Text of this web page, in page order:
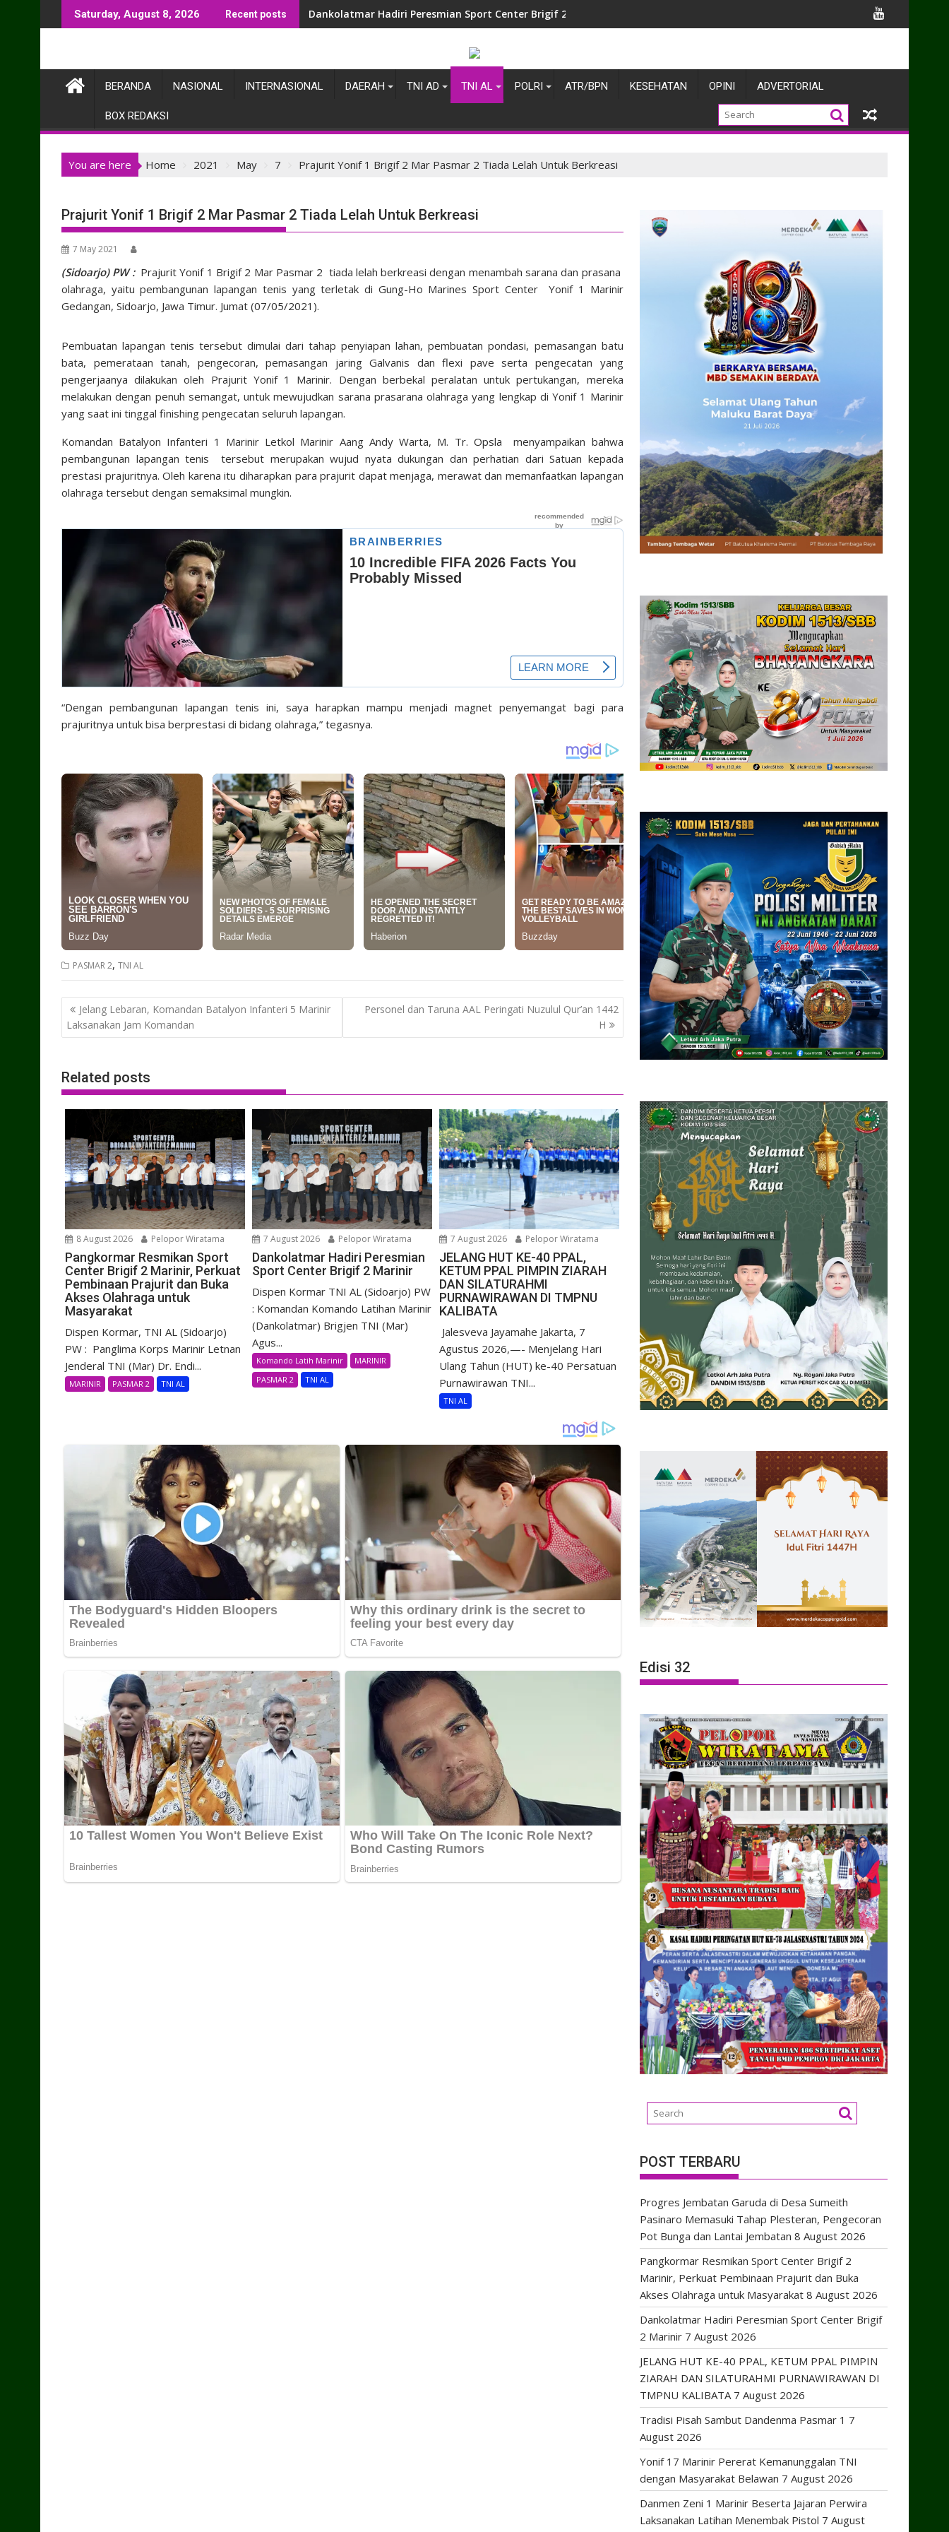
to
Saturday, August 8, 2026 Recent posts Dankolatmar Hadiri Peresmian Sport Center Brigif 2 Marinir
BERANDA NASIONAL INTERNASIONAL DAERAH TNI AD TNI AL POLRI ATR/BPN KESEHATAN OPINI ADVERTORIAL
BOX REDAKSI
You are here Home 2021 May 7 Prajurit Yonif 1 Brigif 2 Mar Pasmar 2 Tiada Lelah Untuk Berkreasi
Prajurit Yonif 1 Brigif 2 Mar Pasmar 2 Tiada Lelah Untuk Berkreasi
7 May 2021
(Sidoarjo) PW : Prajurit Yonif 1 Brigif 2 Mar Pasmar 2 tiada lelah berkreasi dengan menambah sarana dan prasana
olahraga, yaitu pembangunan lapangan tenis yang terletak di Gung-Ho Marines Sport Center Yonif 1 Marinir
Gedangan, Sidoarjo, Jawa Timur. Jumat (07/05/2021).
Pembuatan lapangan tenis tersebut dimulai dari tahap penyiapan lahan, pembuatan pondasi, pemasangan batu
bata, pemerataan tanah, pengecoran, pemasangan jaring Galvanis dan flexi pave serta pengecatan yang
pengerjaanya dilakukan oleh Prajurit Yonif 1 Marinir. Dengan berbekal peralatan untuk pertukangan, mereka
melakukan dengan penuh semangat, untuk mewujudkan sarana prasarana olahraga yang lengkap di Yonif 1 Marinir
yang saat ini tinggal finishing pengecatan seluruh lapangan.
Komandan Batalyon Infanteri 1 Marinir Letkol Marinir Aang Andy Warta, M. Tr. Opsla menyampaikan bahwa
pembangunan lapangan tenis tersebut merupakan wujud nyata dukungan dan perhatian dari Satuan kepada
prestasi prajuritnya. Oleh karena itu diharapkan para prajurit dapat menjaga, merawat dan memanfaatkan lapangan
olahraga tersebut dengan semaksimal mungkin.
“Dengan pembangunan lapangan tenis ini, saya harapkan mampu menjadi magnet penyemangat bagi para
prajuritnya untuk bisa berprestasi di bidang olahraga,” tegasnya.
PASMAR 2, TNI AL
Post
navigation
Jelang Lebaran, Komandan Batalyon Infanteri 5 Marinir
Laksanakan Jam Komandan
Personel dan Taruna AAL Peringati Nuzulul Qur’an 1442
H
Related posts
8 August 2026 Pelopor Wiratama
Pangkormar Resmikan Sport
Center Brigif 2 Marinir, Perkuat
Pembinaan Prajurit dan Buka
Akses Olahraga untuk
Masyarakat
Dispen Kormar, TNI AL (Sidoarjo)
PW : Panglima Korps Marinir Letnan
Jenderal TNI (Mar) Dr. Endi...
MARINIR PASMAR 2 TNI AL
7 August 2026 Pelopor Wiratama
Dankolatmar Hadiri Peresmian
Sport Center Brigif 2 Marinir
Dispen Kormar TNI AL (Sidoarjo) PW
: Komandan Komando Latihan Marinir
(Dankolatmar) Brigjen TNI (Mar)
Agus...
Komando Latih Marinir
MARINIR
PASMAR 2
TNI AL
7 August 2026 Pelopor Wiratama
JELANG HUT KE-40 PPAL,
KETUM PPAL PIMPIN ZIARAH
DAN SILATURAHMI
PURNAWIRAWAN DI TMPNU
KALIBATA
​ Jalesveva Jayamahe Jakarta, 7
Agustus 2026,—- Menjelang Hari
Ulang Tahun (HUT) ke-40 Persatuan
Purnawirawan TNI...
TNI AL
Edisi 32
POST TERBARU
Progres Jembatan Garuda di Desa Sumeith
Pasinaro Memasuki Tahap Plesteran, Pengecoran
Pot Bunga dan Lantai Jembatan 8 August 2026
Pangkormar Resmikan Sport Center Brigif 2
Marinir, Perkuat Pembinaan Prajurit dan Buka
Akses Olahraga untuk Masyarakat 8 August 2026
Dankolatmar Hadiri Peresmian Sport Center Brigif
2 Marinir 7 August 2026
JELANG HUT KE-40 PPAL, KETUM PPAL PIMPIN
ZIARAH DAN SILATURAHMI PURNAWIRAWAN DI
TMPNU KALIBATA 7 August 2026
Tradisi Pisah Sambut Dandenma Pasmar 1 7
August 2026
Yonif 17 Marinir Pererat Kemanunggalan TNI
dengan Masyarakat Belawan 7 August 2026
Danmen Zeni 1 Marinir Beserta Jajaran Perwira
Laksanakan Latihan Menembak Pistol 7 August